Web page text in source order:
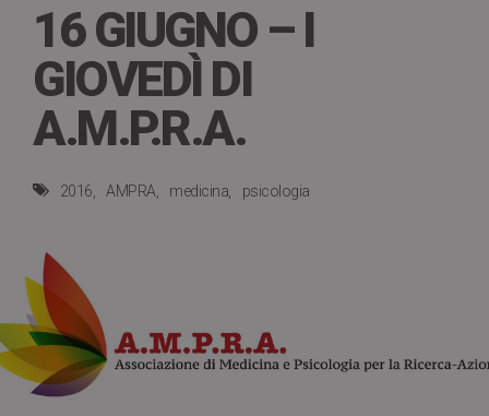
16 GIUGNO – I
GIOVEDÌ DI
A.M.P.R.A.
2016 AMPRA medicina psicologia